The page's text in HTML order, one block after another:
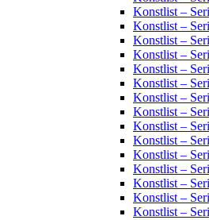
Konstlist –
Konstlist –
Konstlist –
Konstlist –
Konstlist –
Konstlist –
Konstlist –
Konstlist –
Konstlist –
Konstlist –
Konstlist –
Konstlist –
Konstlist –
Konstlist –
Konstlist –